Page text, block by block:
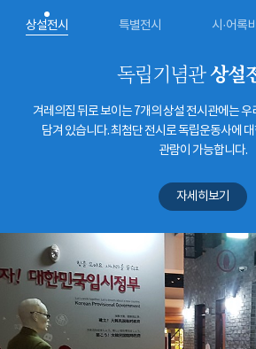
상설전시 특별전시 시·어록비
독립기념관상설
겨레의집 뒤로 보이는 7개의 상설 전시관에는 우
담겨 있습니다. 최첨단 전시로 독립운동사에
관람이 가능합니다.
자세히보기